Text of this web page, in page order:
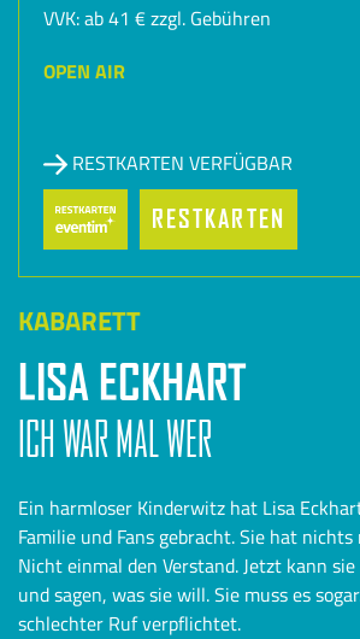
VVK: ab 41 € zzgl. Gebühren
OPEN AIR
RESTKARTEN VERFÜGBAR
RESTKARTEN
KABARETT
LISA ECKHART
ICH WAR MAL WER
Ein harmloser Kinderwitz hat Lisa
Familie und Fans gebracht. Sie hat
Nicht einmal den Verstand. Jetzt kann
und sagen, was sie will. Sie muss es
schlechter Ruf verpflichtet.